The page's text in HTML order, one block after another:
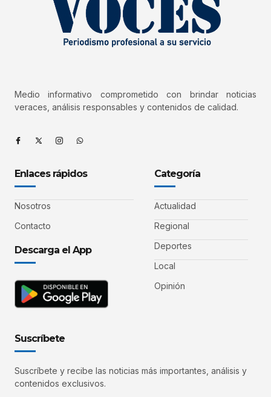
Medio informativo comprometido con brindar noticias
veraces, análisis responsables y contenidos de calidad.
Enlaces rápidos
Nosotros
Contacto
Descarga el App
Categoría
Actualidad
Regional
Deportes
Local
Opinión
Suscríbete
Suscríbete y recibe las noticias más importantes, análisis y
contenidos exclusivos.